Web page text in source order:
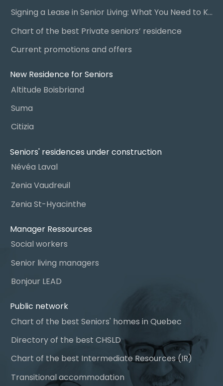
Signing a Lease in Senior Living: What You Need to Know
Chart of the best Private seniors’ residence
Current promotions and offers
New Residence for Seniors
Altitude Boisbriand
Suma
Citizia
Seniors' residences under construction
Névéa Laval
Zenia Vaudreuil
Zenia St-Hyacinthe
Manager Ressources
Social workers
Senior living managers
Bonjour LEAD
Public network
Chart of the best Seniors' homes in Quebec
Directory of the best CHSLD
Chart of the best Intermediate Resources (IR)
Transitional accommodation